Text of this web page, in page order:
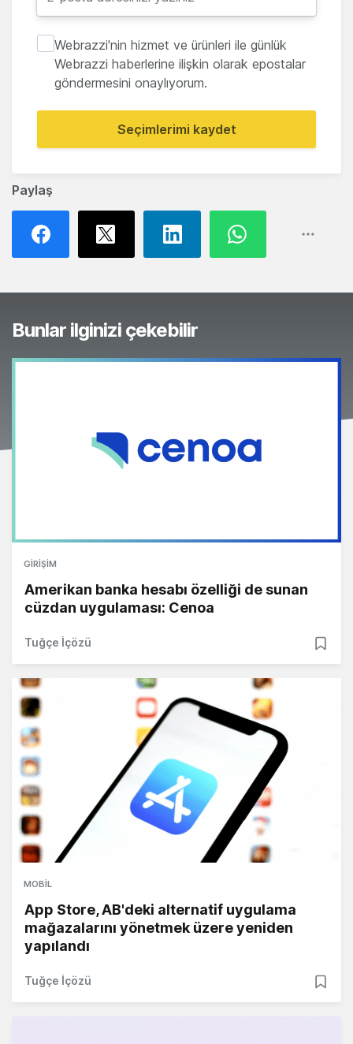
Paylaş
Webrazzi'nin hizmet ve ürünleri ile günlük
Webrazzi haberlerine ilişkin olarak epostalar
göndermesini onaylıyorum.
Seçimlerimi kaydet
Bunlar ilginizi çekebilir
GIRIŞIM
Amerikan banka hesabı özelliği de sunan
cüzdan uygulaması: Cenoa
Tuğçe İçözü
MOBIL
App Store, AB'deki alternatif uygulama
mağazalarını yönetmek üzere yeniden
yapılandı
Tuğçe İçözü